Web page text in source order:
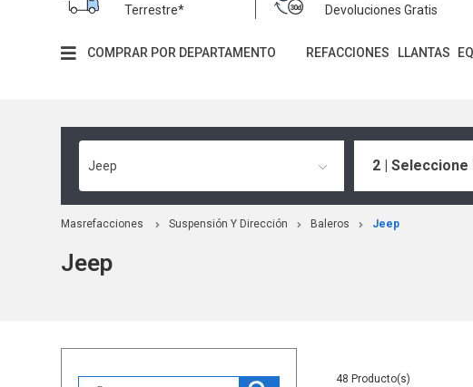
Terrestre*
Devoluciones Gratis
COMPRAR POR DEPARTAMENTO REFACCIONES LLANTAS
Jeep 2 | Seleccione
Masrefacciones Suspensión Y Dirección Baleros Jeep
Jeep
48